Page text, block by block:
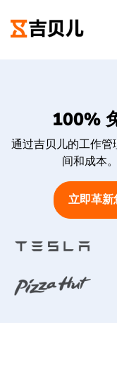
100%
通过吉贝儿的工作
间和成本
立即革新